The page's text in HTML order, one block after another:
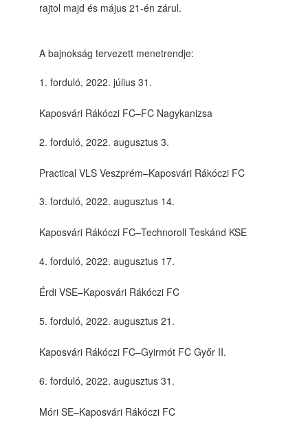
rajtol majd és május 21-én zárul.
A bajnokság tervezett menetrendje:
forduló, 2022. július 31.
Kaposvári Rákóczi FC–FC Nagykanizsa
forduló, 2022. augusztus 3.
Practical VLS Veszprém–Kaposvári Rákóczi FC
forduló, 2022. augusztus 14.
Kaposvári Rákóczi FC–Technoroll Teskánd KSE
forduló, 2022. augusztus 17.
Érdi VSE–Kaposvári Rákóczi FC
forduló, 2022. augusztus 21.
Kaposvári Rákóczi FC–Gyirmót FC Győr II.
forduló, 2022. augusztus 31.
Móri SE–Kaposvári Rákóczi FC